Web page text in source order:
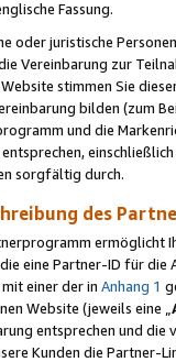
Fassung.
oder juristische
Vereinbarung zur
stimmen Sie
bilden (zum
und die
sorgfältig durch.
des
ermöglicht
eine Partner-ID für die
einer der in Anhang 1
Website (jeweils eine „
entsprechen und die
Kunden die Partner-